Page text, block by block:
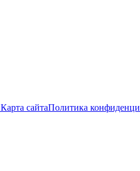
Карта сайтаПолитика